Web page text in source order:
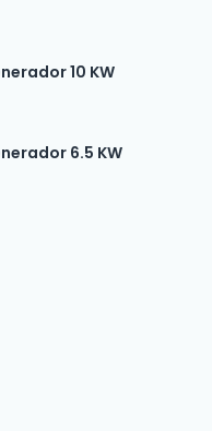
10 KW
6.5 KW